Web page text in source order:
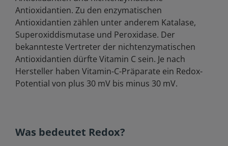
Antioxidantien. Zu den enzymatischen
Antioxidantien zählen unter anderem Katalase,
Superoxiddismutase und Peroxidase. Der
bekannteste Vertreter der nichtenzymatischen
Antioxidantien dürfte Vitamin C sein. Je nach
Hersteller haben Vitamin-C-Präparate ein Redox-
Potential von plus 30 mV bis minus 30 mV.
Was bedeutet Redox?